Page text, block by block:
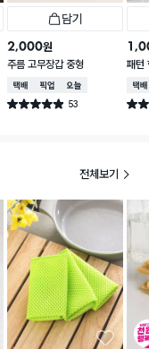
담기
2,000원
주름 고무장갑 중형
택배배송매장픽업오늘배송
별점 4.9점 53
건 작성
패턴
30
택배
별점
전체보기